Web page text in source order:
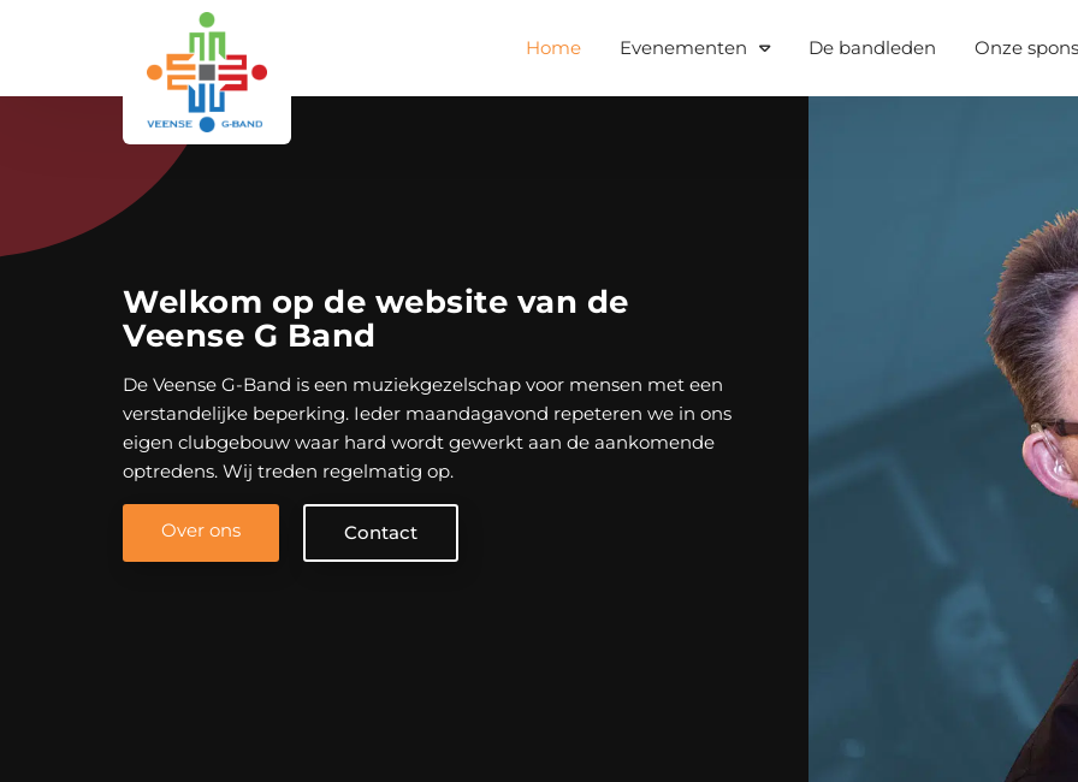
Home Evenementen De bandleden Onze
Welkom op de website van de
Veense G Band
De Veense G-Band is een muziekgezelschap voor mensen met een
verstandelijke beperking. Ieder maandagavond repeteren we in ons
eigen clubgebouw waar hard wordt gewerkt aan de aankomende
optredens. Wij treden regelmatig op.
Over ons Contact